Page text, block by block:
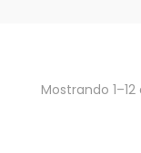
Mostrando